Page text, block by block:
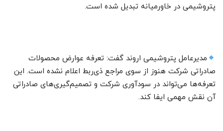
پتروشیمی در خاورمیانه تبدیل شده است.
مدیرعامل پتروشیمی اروند گفت: تعرفه عوارض محصولات
صادراتی شرکت هنوز از سوی مراجع ذی‌ربط اعلام نشده است. این
تعرفه‌ها می‌تواند در سودآوری شرکت و تصمیم‌گیری‌های صادراتی
آن نقش مهمی ایفا کند.